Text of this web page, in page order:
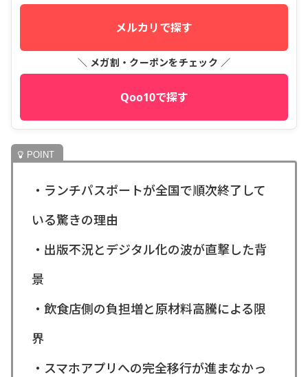
メルカリで探す
＼ メガ割・クーポンをチェック ／
Qoo10で探す
・ランチパスポートが全国で順次終了して
いる驚きの理由
・出版不況とデジタル化の波が直撃した背
景
・飲食店側の負担増と原材料高騰による限
界
・スマホアプリへの完全移行が進まなかっ